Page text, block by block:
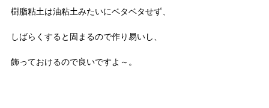
樹脂粘土は油粘土みたいにベタベタせず、
しばらくすると固まるので作り易いし、
飾っておけるので良いですよ～。